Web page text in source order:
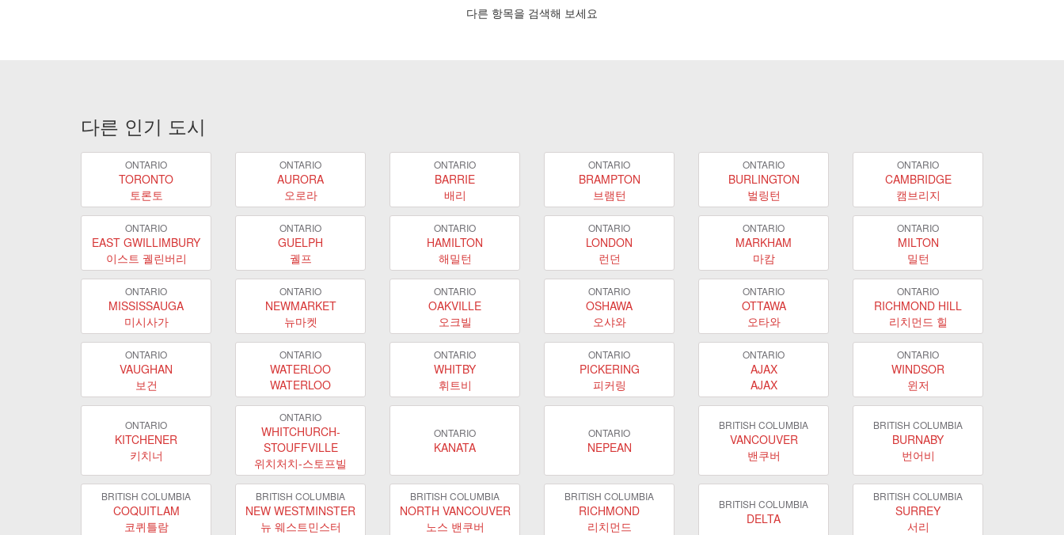
다른 항목을 검색해 보세요
다른 인기 도시
ONTARIO
TORONTO
토론토
ONTARIO
AURORA
오로라
ONTARIO
BARRIE
배리
ONTARIO
BRAMPTON
브램턴
ONTARIO
BURLINGTON
벌링턴
ONTARIO
CAMBRIDGE
캠브리지
ONTARIO
EAST GWILLIMBURY
이스트 궬린버리
ONTARIO
GUELPH
궬프
ONTARIO
HAMILTON
해밀턴
ONTARIO
LONDON
런던
ONTARIO
MARKHAM
마캄
ONTARIO
MILTON
밀턴
ONTARIO
MISSISSAUGA
미시사가
ONTARIO
NEWMARKET
뉴마켓
ONTARIO
OAKVILLE
오크빌
ONTARIO
OSHAWA
오샤와
ONTARIO
OTTAWA
오타와
ONTARIO
RICHMOND HILL
리치먼드 힐
ONTARIO
VAUGHAN
보건
ONTARIO
WATERLOO
WATERLOO
ONTARIO
WHITBY
휘트비
ONTARIO
PICKERING
피커링
ONTARIO
AJAX
AJAX
ONTARIO
WINDSOR
윈저
ONTARIO
KITCHENER
키치너
ONTARIO
WHITCHURCH-
STOUFFVILLE
위치처치-스토프빌
ONTARIO
KANATA
ONTARIO
NEPEAN
BRITISH COLUMBIA
VANCOUVER
밴쿠버
BRITISH COLUMBIA
BURNABY
번어비
BRITISH COLUMBIA
COQUITLAM
코퀴틀람
BRITISH COLUMBIA
NEW WESTMINSTER
뉴 웨스트민스터
BRITISH COLUMBIA
NORTH VANCOUVER
노스 밴쿠버
BRITISH COLUMBIA
RICHMOND
리치먼드
BRITISH COLUMBIA
DELTA
BRITISH COLUMBIA
SURREY
서리